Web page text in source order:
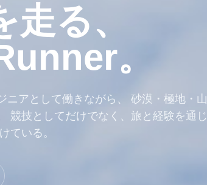
る、
。
アとして働きながら、 砂漠・極地・山
競技としてだけでなく、旅と経験を通じ
ている。